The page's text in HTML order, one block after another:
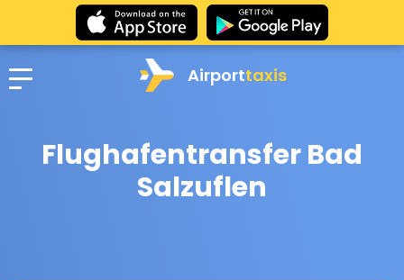
Airporttaxis
Flughafentransfer Bad
Salzuflen